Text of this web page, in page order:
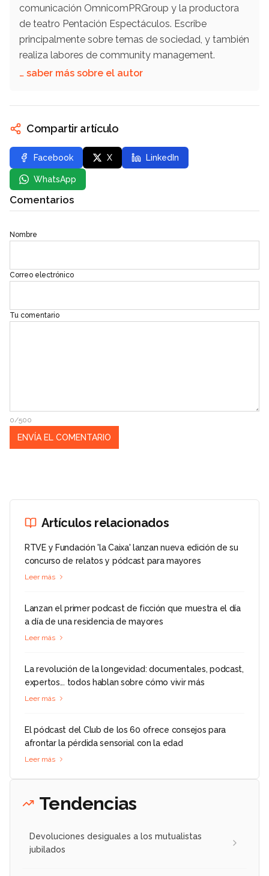
comunicación OmnicomPRGroup y la productora
de teatro Pentación Espectáculos. Escribe
principalmente sobre temas de sociedad, y también
realiza labores de community management.
… saber más sobre el autor
Compartir artículo
Facebook X LinkedIn
WhatsApp
Comentarios
Nombre
Correo electrónico
Tu comentario
0/500
Artículos relacionados
RTVE y Fundación 'la Caixa' lanzan nueva edición de su
concurso de relatos y pódcast para mayores
Leer más
Lanzan el primer podcast de ficción que muestra el día
a día de una residencia de mayores
Leer más
La revolución de la longevidad: documentales, podcast,
expertos... todos hablan sobre cómo vivir más
Leer más
El pódcast del Club de los 60 ofrece consejos para
afrontar la pérdida sensorial con la edad
Leer más
Tendencias
Devoluciones desiguales a los mutualistas
jubilados